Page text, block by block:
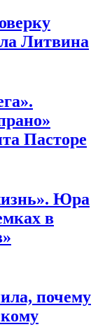
Литвина
Пасторе
Юра
в
почему